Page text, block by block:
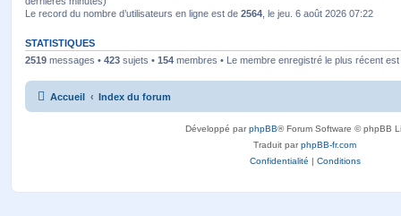
Le record du nombre d’utilisateurs en ligne est de 2564 , le jeu. 6 août 2026 07:22
STATISTIQUES
2519 messages • 423 sujets • 154 membres • Le membre enregistré le plus récent est
Accueil Index du forum
Développé parphpBB® Forum Software © phpBB
Traduit parphpBB-fr.com
Confidentialité | Conditions